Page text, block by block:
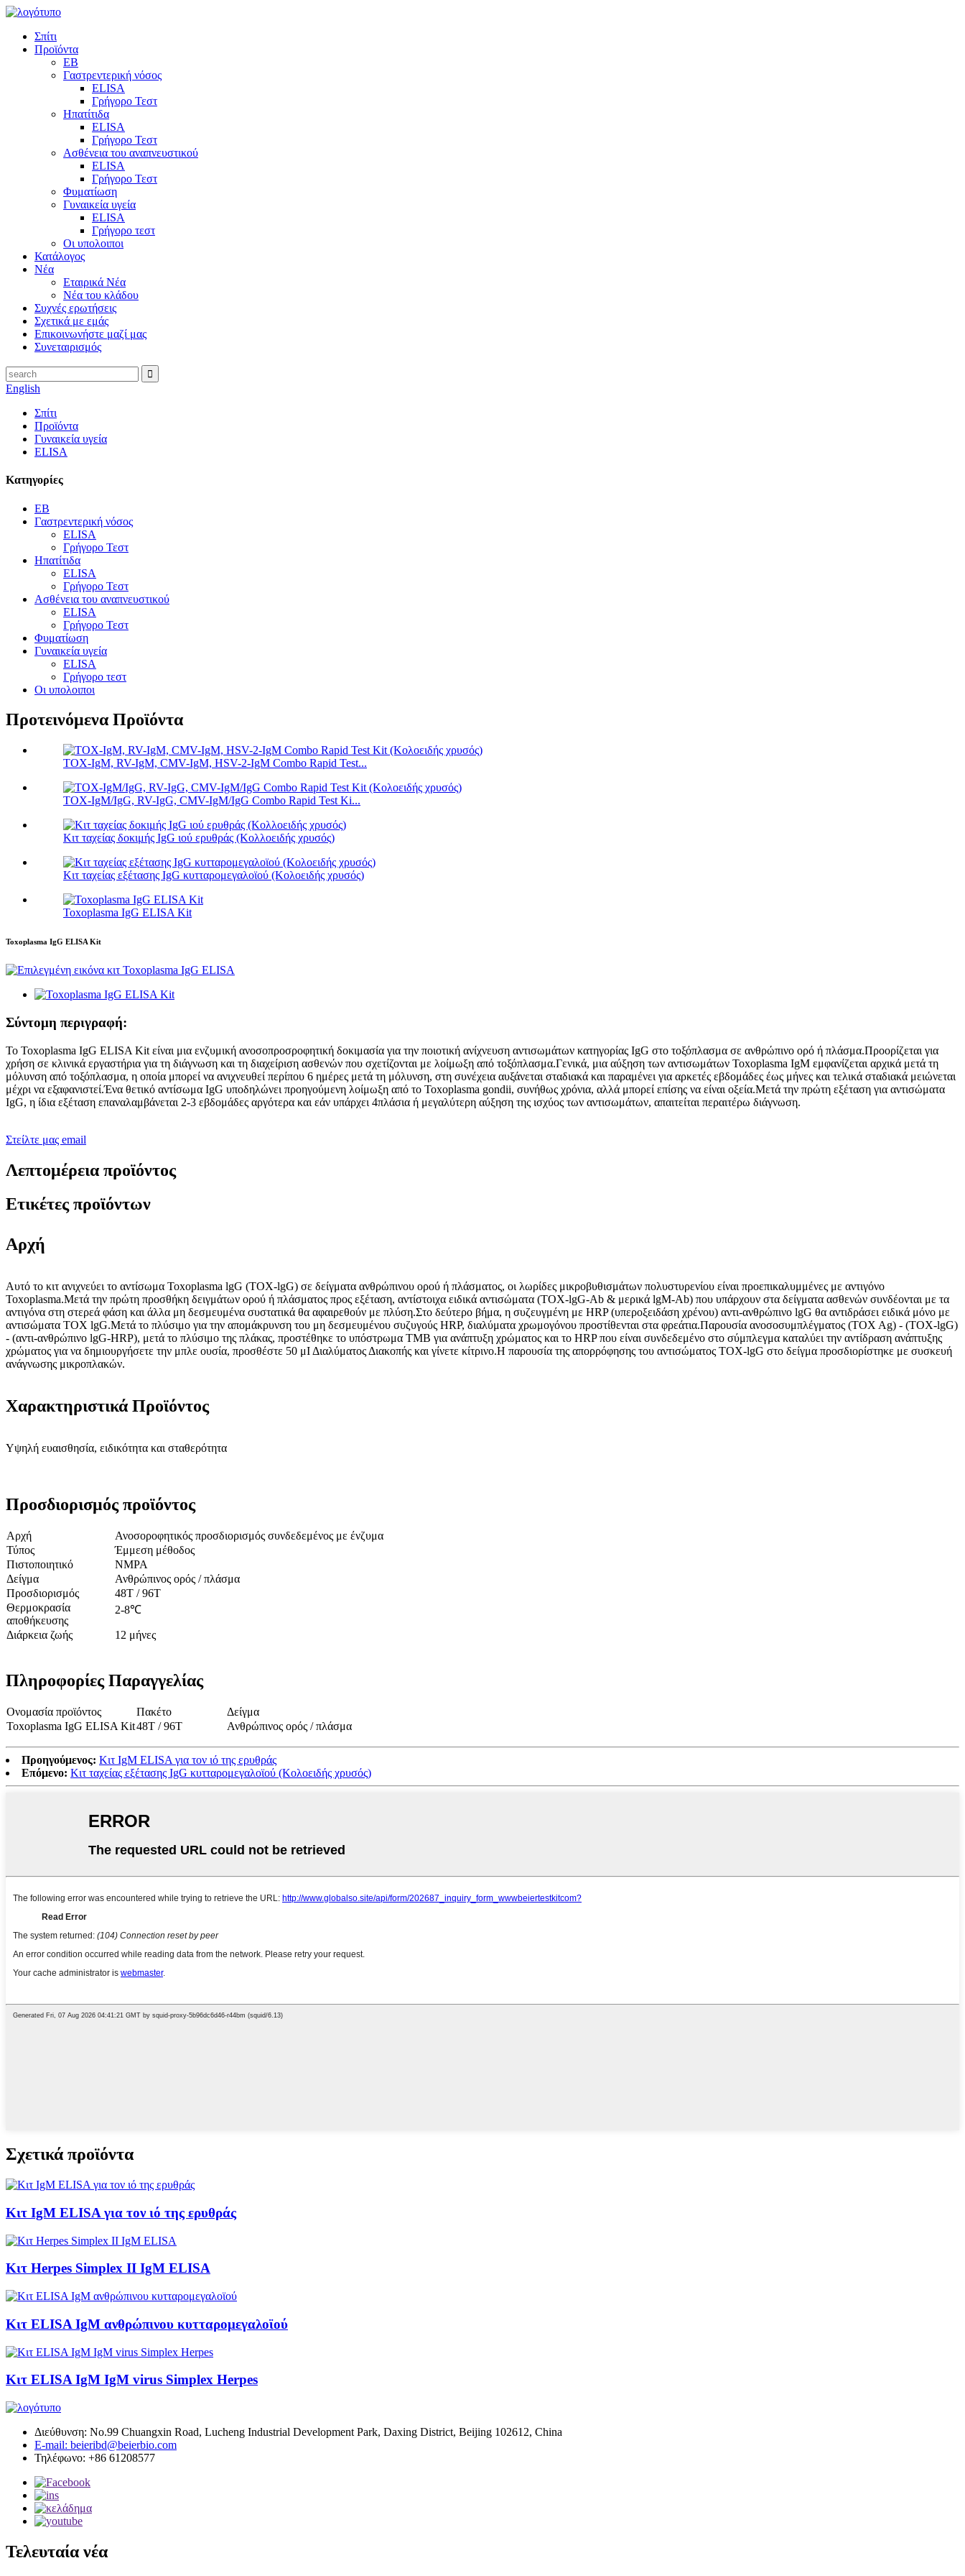
Σπίτι
Προϊόντα
EB
Γαστρεντερική νόσος
ELISA
Γρήγορο Τεστ
Ηπατίτιδα
ELISA
Γρήγορο Τεστ
Ασθένεια του αναπνευστικού
ELISA
Γρήγορο Τεστ
Φυματίωση
Γυναικεία υγεία
ELISA
Γρήγορο τεστ
Οι υπολοιποι
Κατάλογος
Νέα
Εταιρικά Νέα
Νέα του κλάδου
Συχνές ερωτήσεις
Σχετικά με εμάς
Επικοινωνήστε μαζί μας
Συνεταιρισμός
English
Σπίτι
Προϊόντα
Γυναικεία υγεία
ELISA
Κατηγορίες
EB
Γαστρεντερική νόσος
ELISA
Γρήγορο Τεστ
Ηπατίτιδα
ELISA
Γρήγορο Τεστ
Ασθένεια του αναπνευστικού
ELISA
Γρήγορο Τεστ
Φυματίωση
Γυναικεία υγεία
ELISA
Γρήγορο τεστ
Οι υπολοιποι
Προτεινόμενα Προϊόντα
TOX-IgM, RV-IgM, CMV-IgM, HSV-2-IgM Combo Rapid Test...
TOX-IgM/IgG, RV-IgG, CMV-IgM/IgG Combo Rapid Test Ki...
Κιτ ταχείας δοκιμής IgG ιού ερυθράς (Κολλοειδής χρυσός)
Κιτ ταχείας εξέτασης IgG κυτταρομεγαλοϊού (Κολοειδής χρυσός)
Toxoplasma IgG ELISA Kit
Toxoplasma IgG ELISA Kit
Σύντομη περιγραφή:
Το Toxoplasma IgG ELISA Kit είναι μια ενζυμική ανοσοπροσροφητική δοκιμασία για την ποιοτική ανίχνευση αντισωμάτων κατηγορίας IgG στο τοξόπλασμα σε ανθρώπινο ορό ή πλάσμα.Προορίζεται για
χρήση σε κλινικά εργαστήρια για τη διάγνωση και τη διαχείριση ασθενών που σχετίζονται με λοίμωξη από τοξόπλασμα.Γενικά, μια αύξηση των αντισωμάτων Toxoplasma IgM εμφανίζεται αρχικά μετά τη
μόλυνση από τοξόπλασμα, η οποία μπορεί να ανιχνευθεί περίπου 6 ημέρες μετά τη μόλυνση, στη συνέχεια αυξάνεται σταδιακά και παραμένει για αρκετές εβδομάδες έως μήνες και τελικά σταδιακά μειώνεται
μέχρι να εξαφανιστεί.Ένα θετικό αντίσωμα IgG υποδηλώνει προηγούμενη λοίμωξη από το Toxoplasma gondii, συνήθως χρόνια, αλλά μπορεί επίσης να είναι οξεία.Μετά την πρώτη εξέταση για αντισώματα
IgG, η ίδια εξέταση επαναλαμβάνεται 2-3 εβδομάδες αργότερα και εάν υπάρχει 4πλάσια ή μεγαλύτερη αύξηση της ισχύος των αντισωμάτων, απαιτείται περαιτέρω διάγνωση.
Στείλτε μας email
Λεπτομέρεια προϊόντος
Ετικέτες προϊόντων
Αρχή
Αυτό το κιτ ανιχνεύει το αντίσωμα Toxoplasma lgG (TOX-lgG) σε δείγματα ανθρώπινου ορού ή πλάσματος, οι λωρίδες μικροβυθισμάτων πολυστυρενίου είναι προεπικαλυμμένες με αντιγόνο
Toxoplasma.Μετά την πρώτη προσθήκη δειγμάτων ορού ή πλάσματος προς εξέταση, αντίστοιχα ειδικά αντισώματα (TOX-lgG-Ab & μερικά lgM-Ab) που υπάρχουν στα δείγματα ασθενών συνδέονται με τα
αντιγόνα στη στερεά φάση και άλλα μη δεσμευμένα συστατικά θα αφαιρεθούν με πλύση.Στο δεύτερο βήμα, η συζευγμένη με HRP (υπεροξειδάση χρένου) αντι-ανθρώπινο lgG θα αντιδράσει ειδικά μόνο με
αντισώματα TOX lgG.Μετά το πλύσιμο για την απομάκρυνση του μη δεσμευμένου συζυγούς HRP, διαλύματα χρωμογόνου προστίθενται στα φρεάτια.Παρουσία ανοσοσυμπλέγματος (TOX Ag) - (TOX-lgG)
- (αντι-ανθρώπινο lgG-HRP), μετά το πλύσιμο της πλάκας, προστέθηκε το υπόστρωμα TMB για ανάπτυξη χρώματος και το HRP που είναι συνδεδεμένο στο σύμπλεγμα καταλύει την αντίδραση ανάπτυξης
χρώματος για να δημιουργήσετε την μπλε ουσία, προσθέστε 50 μΙ Διαλύματος Διακοπής και γίνετε κίτρινο.Η παρουσία της απορρόφησης του αντισώματος TOX-lgG στο δείγμα προσδιορίστηκε με συσκευή
ανάγνωσης μικροπλακών.
Χαρακτηριστικά Προϊόντος
Υψηλή ευαισθησία, ειδικότητα και σταθερότητα
Προσδιορισμός προϊόντος
Αρχή
Ανοσοροφητικός προσδιορισμός συνδεδεμένος με ένζυμα
Τύπος
Έμμεση μέθοδος
Πιστοποιητικό
NMPA
Δείγμα
Ανθρώπινος ορός / πλάσμα
Προσδιορισμός
48Τ / 96Τ
Θερμοκρασία
αποθήκευσης
2-8℃
Διάρκεια ζωής 12 μήνες
Πληροφορίες Παραγγελίας
Ονομασία προϊόντος Πακέτο
Δείγμα
Toxoplasma IgG ELISA Kit48Τ / 96Τ Ανθρώπινος ορός / πλάσμα
Προηγούμενος: Κιτ IgM ELISA για τον ιό της ερυθράς
Επόμενο: Κιτ ταχείας εξέτασης IgG κυτταρομεγαλοϊού (Κολοειδής χρυσός)
Σχετικά προϊόντα
Κιτ IgM ELISA για τον ιό της ερυθράς
Κιτ Herpes Simplex II IgM ELISA
Κιτ ELISA IgM ανθρώπινου κυτταρομεγαλοϊού
Κιτ ELISA IgM IgM virus Simplex Herpes
Διεύθυνση: No.99 Chuangxin Road, Lucheng Industrial Development Park, Daxing District, Beijing 102612, China
E-mail: beieribd@beierbio.com
Τηλέφωνο: +86 61208577
Τελευταία νέα